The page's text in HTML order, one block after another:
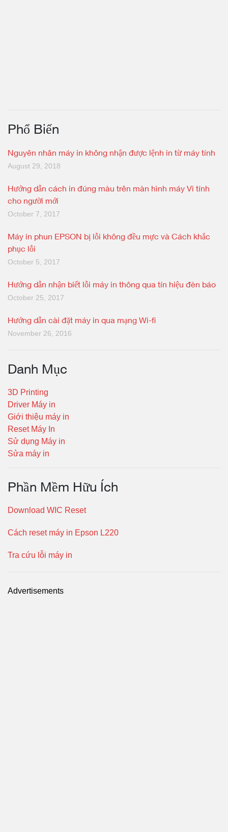
Phổ Biến
Nguyên nhân máy in không nhận được lệnh in từ máy tính
August 29, 2018
Hướng dẫn cách in đúng màu trên màn hình máy Vi tính
cho người mới
October 7, 2017
Máy in phun EPSON bị lỗi không đều mực và Cách khắc
phục lỗi
October 5, 2017
Hướng dẫn nhận biết lỗi máy in thông qua tín hiệu đèn báo
October 25, 2017
Hướng dẫn cài đặt máy in qua mạng Wi-fi
November 26, 2016
Danh Mục
3D Printing
Driver Máy in
Giới thiệu máy in
Reset Máy In
Sử dụng Máy in
Sửa máy in
Phần Mềm Hữu Ích
Download WIC Reset
Cách reset máy in Epson L220
Tra cứu lỗi máy in
Advertisements